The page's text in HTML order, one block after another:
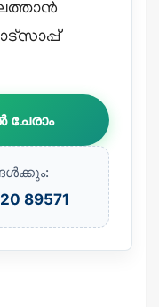
ചേരാം
89571